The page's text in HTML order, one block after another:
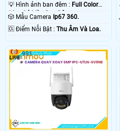
💡 Hình ảnh ban đêm : Full Color
30m Có Màu Ban Ðêm.
🎲 Mẫu Camera Ip67 360.
️🆑 Điểm Nỗi Bật : Thu Âm Và Loa.
991